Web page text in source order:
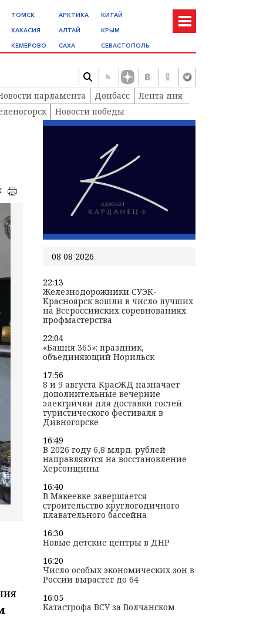
ТОМСК
ХАКАСИЯ
КЕМЕРОВО
АРКТИКА
АЛТАЙ
САХА
КИТАЙ
КРЫМ
СЕВАСТОПОЛЬ
парламента Донбасс
Лента дня
Новости победы
08 08 2026
22:13
Железнодорожники СУЭК-
Красноярск вошли в число лучших
на Всероссийских соревнованиях
профмастерства
22:04
«Башня 365»: праздник,
объединяющий Норильск
17:56
8 и 9 августа КрасЖД назначает
дополнительные вечерние
электрички для доставки гостей
туристического фестиваля в
Дивногорске
16:49
В 2026 году 6,8 млрд. рублей
направляются на восстановление
Херсонщины
16:40
В Макеевке завершается
строительство круглогодичного
плавательного бассейна
16:30
Новые детские центры в ДНР
16:20
Число особых экономических зон в
России вырастет до 64
16:05
Катастрофа ВСУ за Волчанском